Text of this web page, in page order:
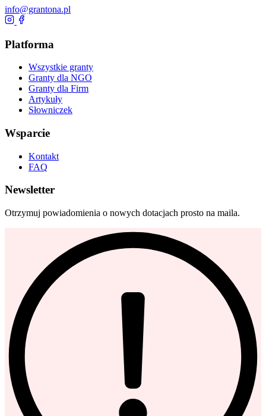
info@grantona.pl
Platforma
Wszystkie granty
Granty dla NGO
Granty dla Firm
Artykuły
Słowniczek
Wsparcie
Kontakt
FAQ
Newsletter
Otrzymuj powiadomienia o nowych dotacjach prosto na maila.